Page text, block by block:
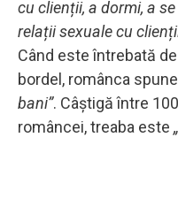
cu clienții, a dormi, a
relații sexuale cu
Când este întrebată
bordel, românca spune
bani”. Câștigă între
româncei, treaba este